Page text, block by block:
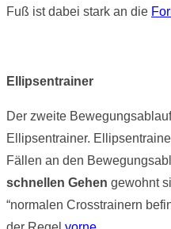
Fuß ist dabei stark an die
Ellipsentrainer
Der zweite
Ellipsentrainer.
Fällen an den
schnellen Gehen gewohnt
“normalen Crosstrainern